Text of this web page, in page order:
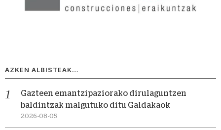
AZKEN ALBISTEAK…
Gazteen emantzipaziorako dirulaguntzen
baldintzak malgutuko ditu Galdakaok
2026-08-05